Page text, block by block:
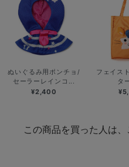
ぬいぐるみ用ポンチョ/
セーラーレインコ...
¥2,400
フェイス
タ
この商品を買った人は